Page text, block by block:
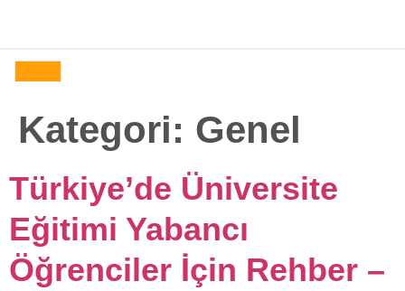
Kategori: Genel
Türkiye’de Üniversite
Eğitimi Yabancı
Öğrenciler İçin Rehber –